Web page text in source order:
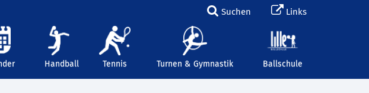
Suchen Links
Handball Tennis Turnen & Gymnastik Ballschule